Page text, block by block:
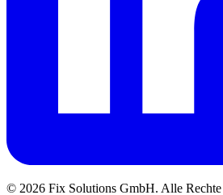
© 2026 Fix Solutions GmbH. Alle Rechte